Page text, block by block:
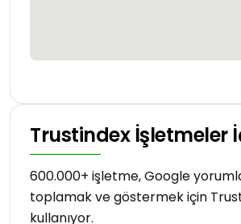
Trustindex İşletmeler
600.000+ işletme, Google
toplamak ve göstermek için
kullanıyor.